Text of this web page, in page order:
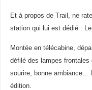
Et à propos de Trail, ne
station qui lui est dédié : Le
Montée en télécabine,
défilé des lampes
sourire, bonne ambiance…
édition.